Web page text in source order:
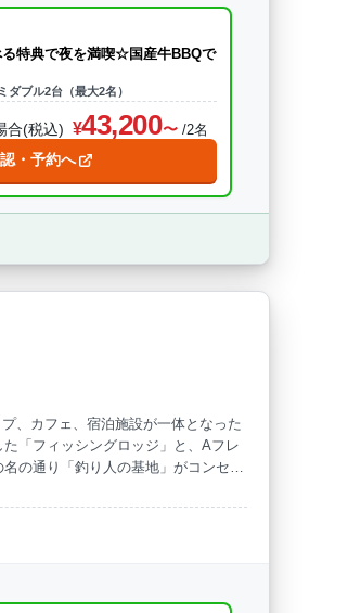
る特典で夜を満喫☆国産牛BBQで
ダブル2台（最大2名）
合(税込) 43,200 /2名
・予約へ
、カフェ、宿泊施設が一体となった
「フィッシングロッジ」と、Aフレ
の通り「釣り人の基地」がコンセプ